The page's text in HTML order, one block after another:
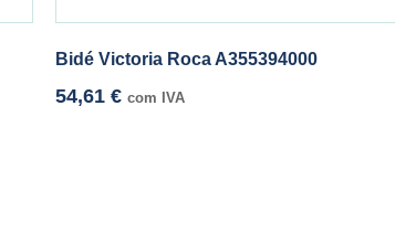
Bidé Victoria Roca A355394000
54,61 € com IVA